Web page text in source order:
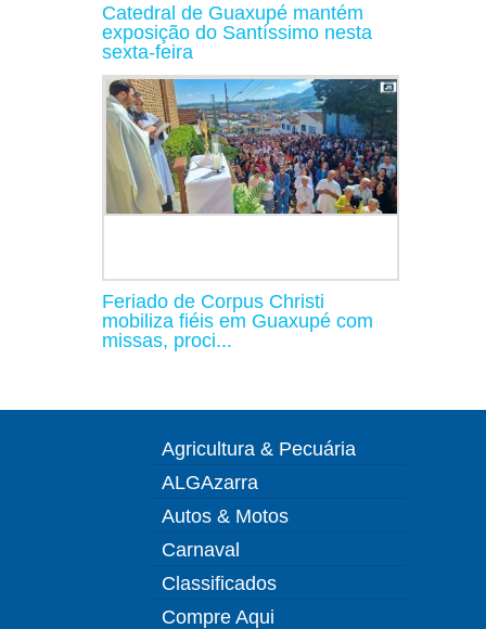
Catedral de Guaxupé mantém
exposição do Santíssimo nesta
sexta-feira
Feriado de Corpus Christi
mobiliza fiéis em Guaxupé com
missas, proci...
Agricultura & Pecuária
ALGAzarra
Autos & Motos
Carnaval
Classificados
Compre Aqui